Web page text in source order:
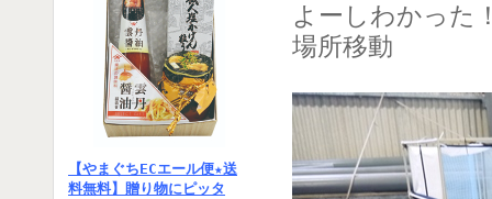
【やまぐちECエール便★送
料無料】贈り物にピッタ
よーしわかった
場所移動